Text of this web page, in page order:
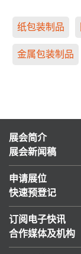
纸包装制品
金属包装制品
展会简介
展会新闻稿
申请展位
快速预登记
订阅电子快讯
合作媒体及机构